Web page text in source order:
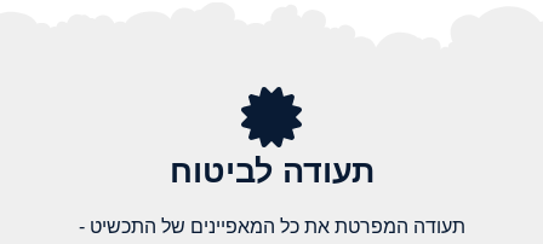
תעודה לביטוח
תעודה המפרטת את כל המאפיינים של התכשיט -